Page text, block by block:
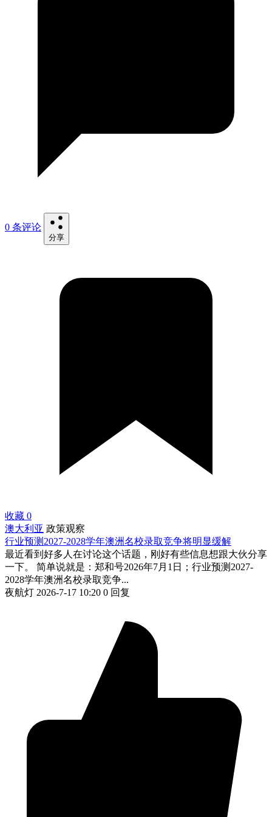
0 条评论
分享
收藏 0
澳大利亚 政策观察
行业预测2027-2028学年澳洲名校录取竞争将明显缓解
最近看到好多人在讨论这个话题，刚好有些信息想跟大伙分享
一下。 简单说就是：郑和号2026年7月1日；行业预测2027-
2028学年澳洲名校录取竞争...
夜航灯 2026-7-17 10:20 0 回复